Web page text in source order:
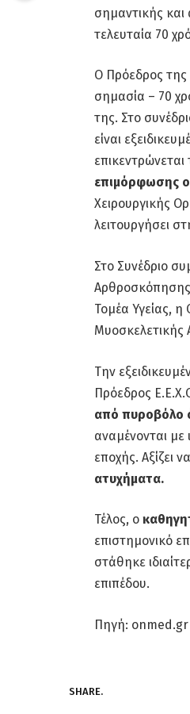
σημαντικής και
τελευταία 70
Ο Πρόεδρος της
σημασία – 70
της. Στο
είναι
επιμόρφωσης
Χειρουργικής
λειτουργήσει
Στο Συνέδριο
Αρθροσκόπησης,
Τομέα Υγείας, η
Μυοσκελετικής
Την
Πρόεδρος
από πυροβόλο
αναμένονται με
εποχής. Αξίζει
ατυχήματα.
Τέλος, ο
επιστημονικό
στάθηκε
επιπέδου.
Πηγή: onmed.gr
SHARE.